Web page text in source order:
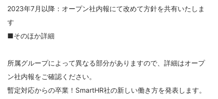
2023年7月以降：オープン社内報にて改めて方針を共有いたしま
す
■そのほか詳細
所属グループによって異なる部分がありますので、詳細はオープ
ン社内報をご確認ください。
暫定対応からの卒業！SmartHR社の新しい働き方を発表します。